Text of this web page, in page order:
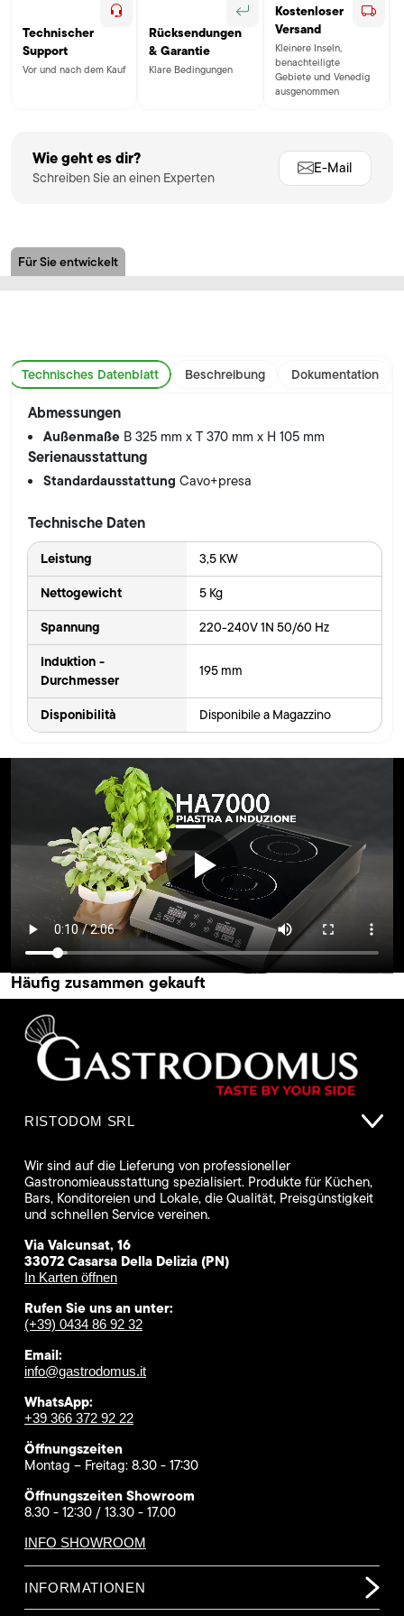
Technischer
Support
Vor und nach dem Kauf
Rücksendungen
& Garantie
Klare Bedingungen
Kostenloser
Versand
Kleinere Inseln,
benachteiligte
Gebiete und Venedig
ausgenommen
Wie geht es dir?
Schreiben Sie an einen Experten
E-Mail
Für Sie entwickelt
Technisches Datenblatt Beschreibung Dokumentation
Abmessungen
Außenmaße B 325 mm x T 370 mm x H 105 mm
Serienausstattung
StandardausstattungCavo+presa
Technische Daten
Leistung 3,5 KW
Nettogewicht 5 Kg
Spannung 220-240V 1N 50/60 Hz
Induktion -
Durchmesser
195 mm
Disponibilità Disponibile a Magazzino
Häufig zusammen gekauft
RISTODOM SRL
Wir sind auf die Lieferung von professioneller
Gastronomieausstattung spezialisiert. Produkte für Küchen,
Bars, Konditoreien und Lokale, die Qualität, Preisgünstigkeit
und schnellen Service vereinen.
Via Valcunsat, 16
33072 Casarsa Della Delizia (PN)
In Karten öffnen
Rufen Sie uns an unter:
(+39) 0434 86 92 32
Email:
info@gastrodomus.it
WhatsApp:
+39 366 372 92 22
Öffnungszeiten
Montag – Freitag: 8.30 - 17:30
Öffnungszeiten Showroom
8.30 - 12:30 / 13.30 - 17.00
INFO SHOWROOM
INFORMATIONEN